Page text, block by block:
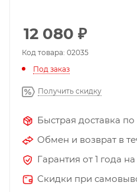
12 080 ₽
Код товара: 02035
Под заказ
Получить скидку
Быстрая доставка
Обмен и возврат в
Гарантия от 1 года
Скидки при